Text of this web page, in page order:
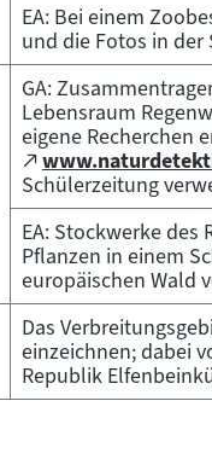
EA: Bei einem
und die Fotos in
GA:
Lebensraum
eigene Recherchen
Zum
externen
Inhalt:
(öffnet
im
neuen
Tab)
Schülerzeitung
EA: Stockwerke
Pflanzen in einem
europäischen Wald
Das
einzeichnen; dabei
Republik